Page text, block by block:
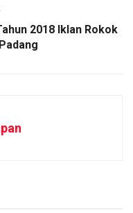
2018 Iklan Rokok